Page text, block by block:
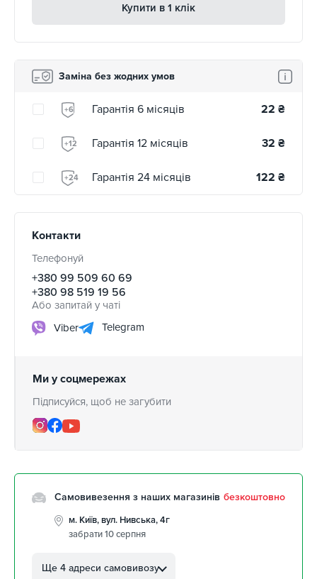
Купити в 1 клік
Заміна без жодних умов
+6 Гарантія 6 місяців 22 ₴
+12 Гарантія 12 місяців 32 ₴
+24 Гарантія 24 місяців 122 ₴
Контакти
Телефонуй
+380 99 509 60 69
+380 98 519 19 56
Або запитай у чаті
Viber
Telegram
Ми у соцмережах
Підписуйся, щоб не загубити
Самовивезення з наших магазинів безкоштовно
м. Київ, вул. Нивська, 4г
забрати 10 серпня
Автолюбителів, 8а
Ще 4 адреси самовивозу